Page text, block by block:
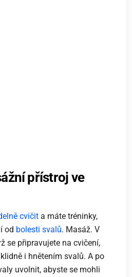
přístroj ve
cvičit a máte tréninky,
od bolesti svalů. Masáž. V
se připravujete na cvičení,
i hnětením svalů. A po
uvolnit, abyste se mohli